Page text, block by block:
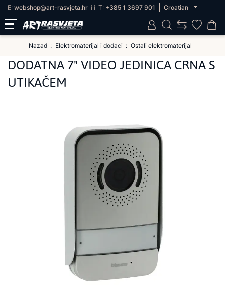
E: webshop@art-rasvjeta.hr ili T: +385 1 3697 901 Croatian
Nazad Elektromaterijal i dodaci Ostali elektromaterijal
DODATNA 7" VIDEO JEDINICA CRNA S
UTIKAČEM